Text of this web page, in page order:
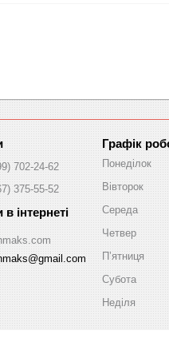
702-24-62
375-55-52
Графік
Понеділок
Вівторок
Середа
Четвер
Пʼятниця
Субота
Неділя